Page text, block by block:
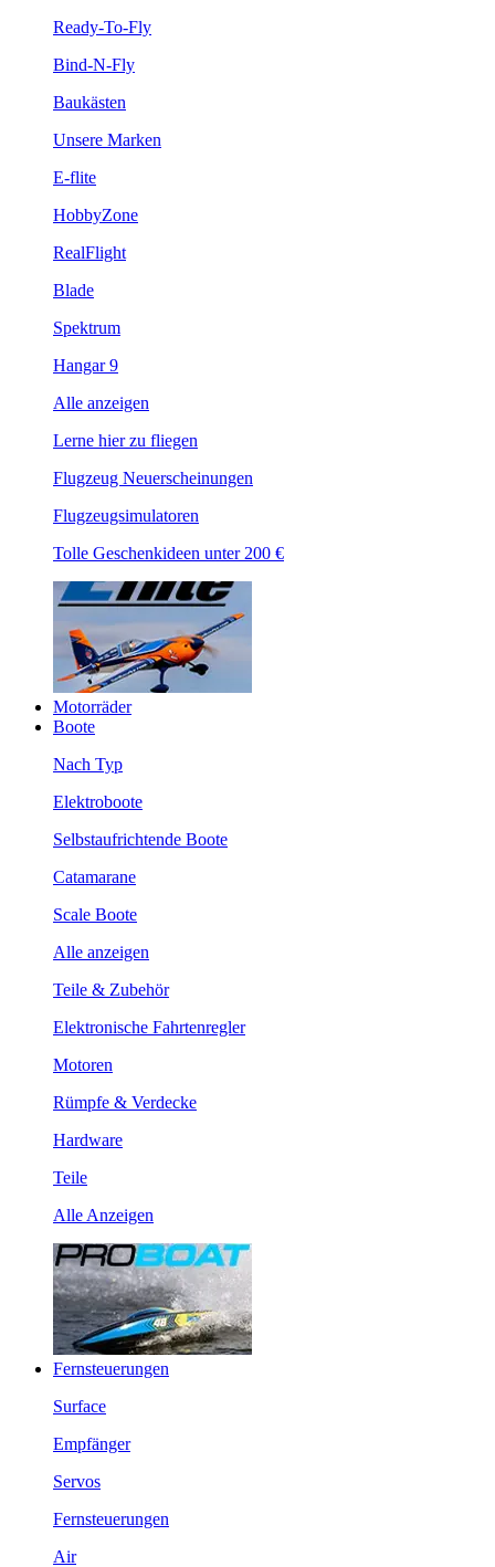
Ready-To-Fly
Bind-N-Fly
Baukästen
Unsere Marken
E-flite
HobbyZone
RealFlight
Blade
Spektrum
Hangar 9
Alle anzeigen
Lerne hier zu fliegen
Flugzeug Neuerscheinungen
Flugzeugsimulatoren
Tolle Geschenkideen unter 200 €
Motorräder
Boote
Nach Typ
Elektroboote
Selbstaufrichtende Boote
Catamarane
Scale Boote
Alle anzeigen
Teile & Zubehör
Elektronische Fahrtenregler
Motoren
Rümpfe & Verdecke
Hardware
Teile
Alle Anzeigen
Fernsteuerungen
Surface
Empfänger
Servos
Fernsteuerungen
Air